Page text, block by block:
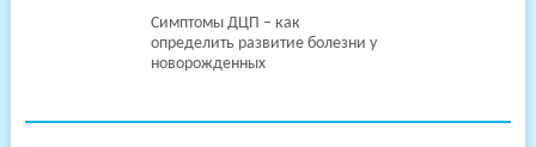
Симптомы ДЦП – как
определить развитие болезни у
новорожденных